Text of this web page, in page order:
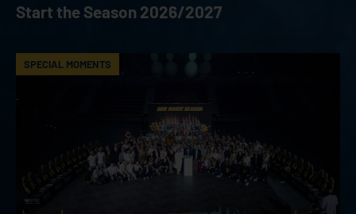
Start the Season 2026/2027
SPECIAL MOMENTS